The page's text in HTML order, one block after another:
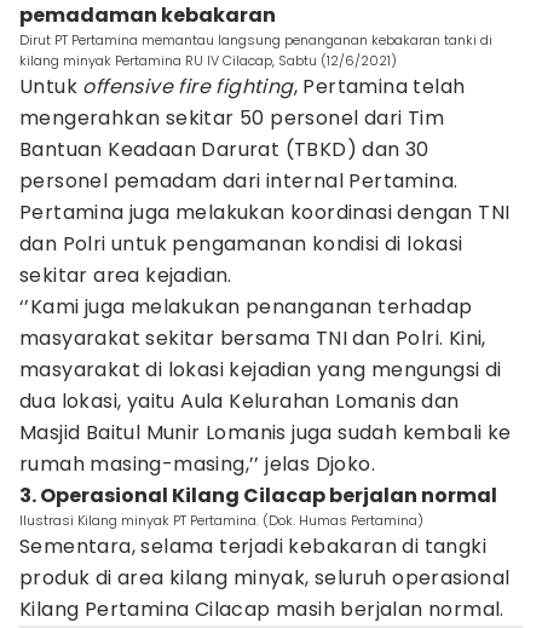
pemadaman kebakaran
Dirut PT Pertamina memantau langsung penanganan kebakaran tanki di
kilang minyak Pertamina RU IV Cilacap, Sabtu (12/6/2021)
Untuk offensive fire fighting, Pertamina telah
mengerahkan sekitar 50 personel dari Tim
Bantuan Keadaan Darurat (TBKD) dan 30
personel pemadam dari internal Pertamina.
Pertamina juga melakukan koordinasi dengan TNI
dan Polri untuk pengamanan kondisi di lokasi
sekitar area kejadian.
‘’Kami juga melakukan penanganan terhadap
masyarakat sekitar bersama TNI dan Polri. Kini,
masyarakat di lokasi kejadian yang mengungsi di
dua lokasi, yaitu Aula Kelurahan Lomanis dan
Masjid Baitul Munir Lomanis juga sudah kembali ke
rumah masing-masing,’’ jelas Djoko.
3. Operasional Kilang Cilacap berjalan normal
Ilustrasi Kilang minyak PT Pertamina. (Dok. Humas Pertamina)
Sementara, selama terjadi kebakaran di tangki
produk di area kilang minyak, seluruh operasional
Kilang Pertamina Cilacap masih berjalan normal.